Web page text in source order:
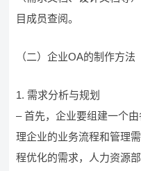
目成员查阅。
（二）企业OA的制作方法
1. 需求分析与规划
– 首先，企业要组建一个
理企业的业务流程和管理
程优化的需求，人力资源